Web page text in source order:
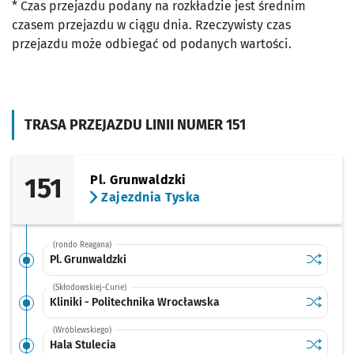
TRASA PRZEJAZDU LINII NUMER 151
151
Pl. Grunwaldzki
Zajezdnia Tyska
(rondo Reagana)
Pl. Grunwaldzki Sprawdź
Pl.
(Skłodowskiej-Curie)
Kliniki - Politechnika Wrocławska Sprawdź
Kliniki -
(Wróblewskiego)
Hala Stulecia Sprawdź
Hala
* Czas przejazdu podany na rozkładzie jest średnim
czasem przejazdu w ciągu dnia. Rzeczywisty czas
przejazdu może odbiegać od podanych wartości.